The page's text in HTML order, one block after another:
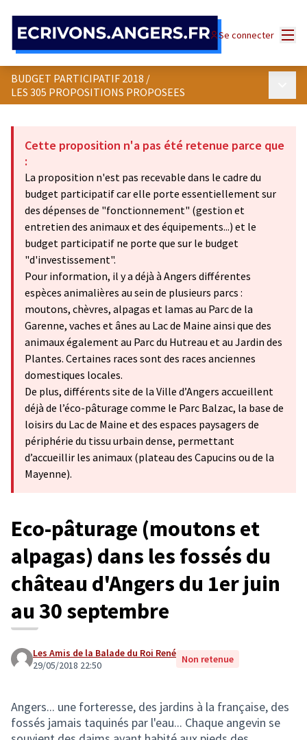
Se connecter
BUDGET PARTICIPATIF 2018 /
LES 305 PROPOSITIONS PROPOSEES
Cette proposition n'a pas été retenue parce que
:
La proposition n'est pas recevable dans le cadre du
budget participatif car elle porte essentiellement sur
des dépenses de "fonctionnement" (gestion et
entretien des animaux et des équipements...) et le
budget participatif ne porte que sur le budget
"d'investissement".
Pour information, il y a déjà à Angers différentes
espèces animalières au sein de plusieurs parcs :
moutons, chèvres, alpagas et lamas au Parc de la
Garenne, vaches et ânes au Lac de Maine ainsi que des
animaux également au Parc du Hutreau et au Jardin des
Plantes. Certaines races sont des races anciennes
domestiques locales.
De plus, différents site de la Ville d’Angers accueillent
déjà de l’éco-pâturage comme le Parc Balzac, la base de
loisirs du Lac de Maine et des espaces paysagers de
périphérie du tissu urbain dense, permettant
d’accueillir les animaux (plateau des Capucins ou de la
Mayenne).
Eco-pâturage (moutons et
alpagas) dans les fossés du
château d'Angers du 1er juin
au 30 septembre
Les Amis de la Balade du Roi René
29/05/2018 22:50
Non retenue
Angers... une forteresse, des jardins à la française, des
fossés jamais taquinés par l'eau... Chaque angevin se